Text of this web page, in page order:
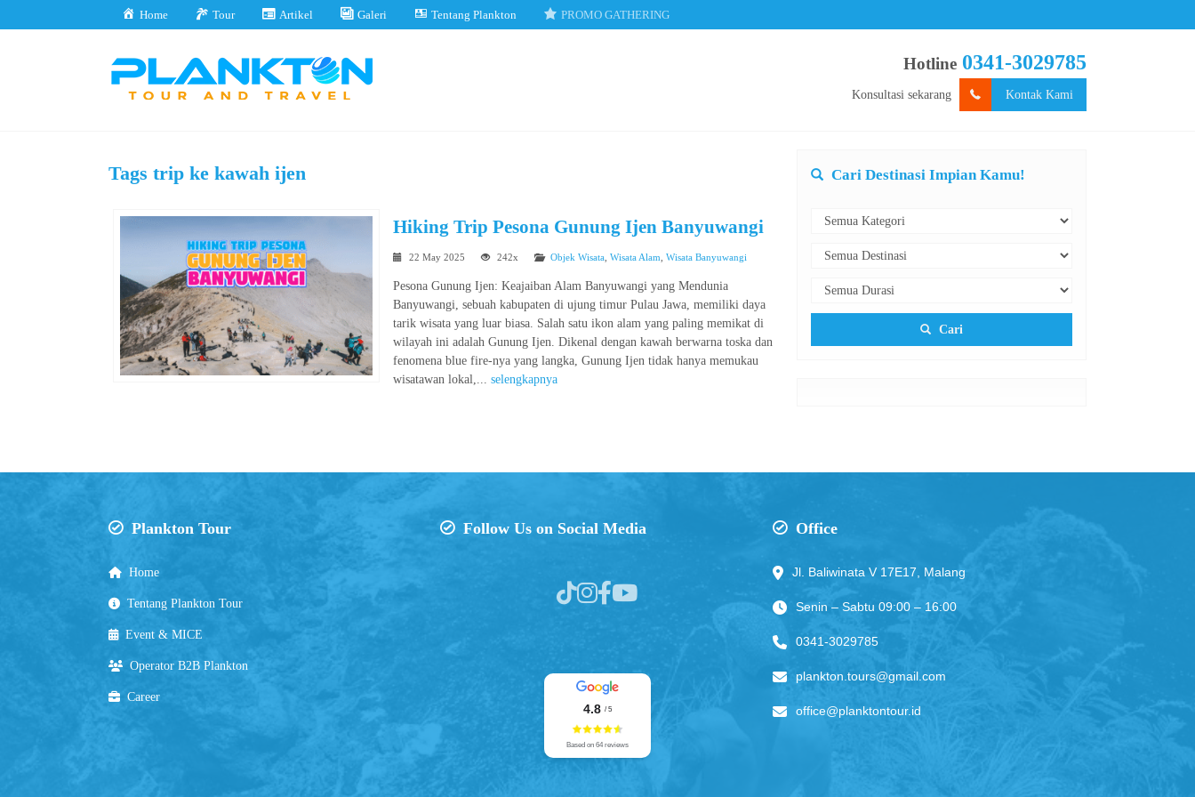
Home Tour Artikel Galeri Tentang Plankton PROMO GATHERING
Hotline 0341-3029785
Konsultasi sekarang Kontak Kami
Tags trip ke kawah ijen
Hiking Trip Pesona Gunung Ijen Banyuwangi
22 May 2025 242x Objek Wisata Wisata Alam Wisata Banyuwangi
Pesona Gunung Ijen: Keajaiban Alam Banyuwangi yang Mendunia
Banyuwangi, sebuah kabupaten di ujung timur Pulau Jawa, memiliki daya
tarik wisata yang luar biasa. Salah satu ikon alam yang paling memikat di
wilayah ini adalah Gunung Ijen. Dikenal dengan kawah berwarna toska dan
fenomena blue fire-nya yang langka, Gunung Ijen tidak hanya memukau
wisatawan lokal,... selengkapnya
Cari Destinasi Impian Kamu!
Cari
Plankton Tour
Home
Tentang Plankton Tour
Event & MICE
Operator B2B Plankton
Career
Follow Us on Social Media
4.8 / 5
Based on 64 reviews
Office
Jl. Baliwinata V 17E17, Malang
Senin – Sabtu 09:00 – 16:00
0341-3029785
plankton.tours@gmail.com
office@planktontour.id